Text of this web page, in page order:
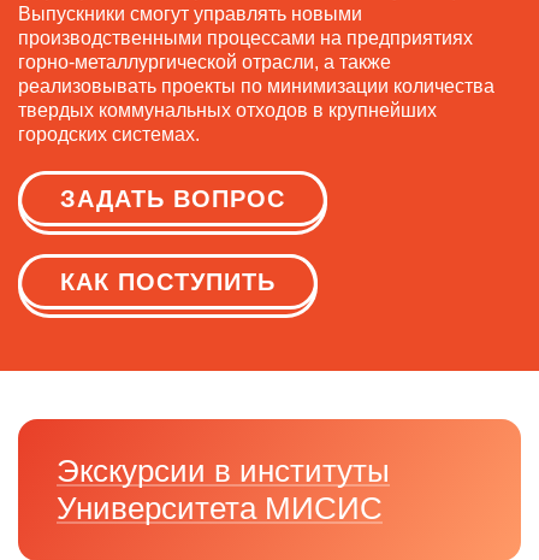
Выпускники смогут управлять новыми
производственными процессами на предприятиях
горно-металлургической отрасли, а также
реализовывать проекты по минимизации количества
твердых коммунальных отходов в крупнейших
городских системах.
ЗАДАТЬ ВОПРОС
КАК ПОСТУПИТЬ
Экскурсии в институты
Университета МИСИС